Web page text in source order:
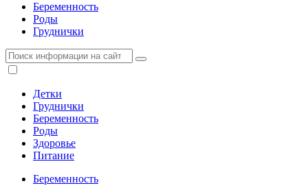
Беременность
Роды
Груднички
Детки
Груднички
Беременность
Роды
Здоровье
Питание
Беременность